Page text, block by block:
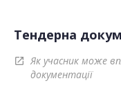
Тендерна
open_in_new
Як учасник може
документації